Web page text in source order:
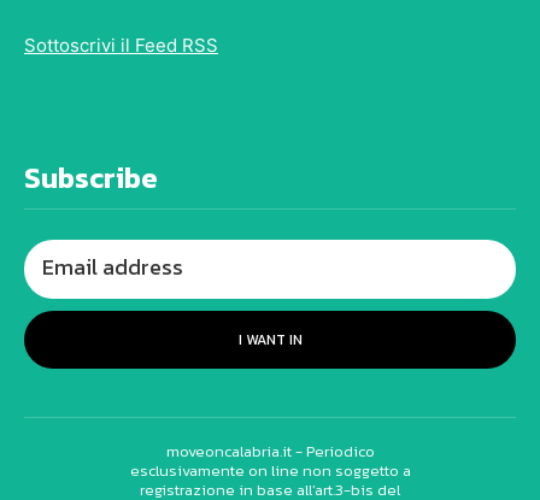
Sottoscrivi il Feed RSS
Subscribe
I WANT IN
moveoncalabria.it - Periodico
esclusivamente on line non soggetto a
registrazione in base all’art.3-bis del